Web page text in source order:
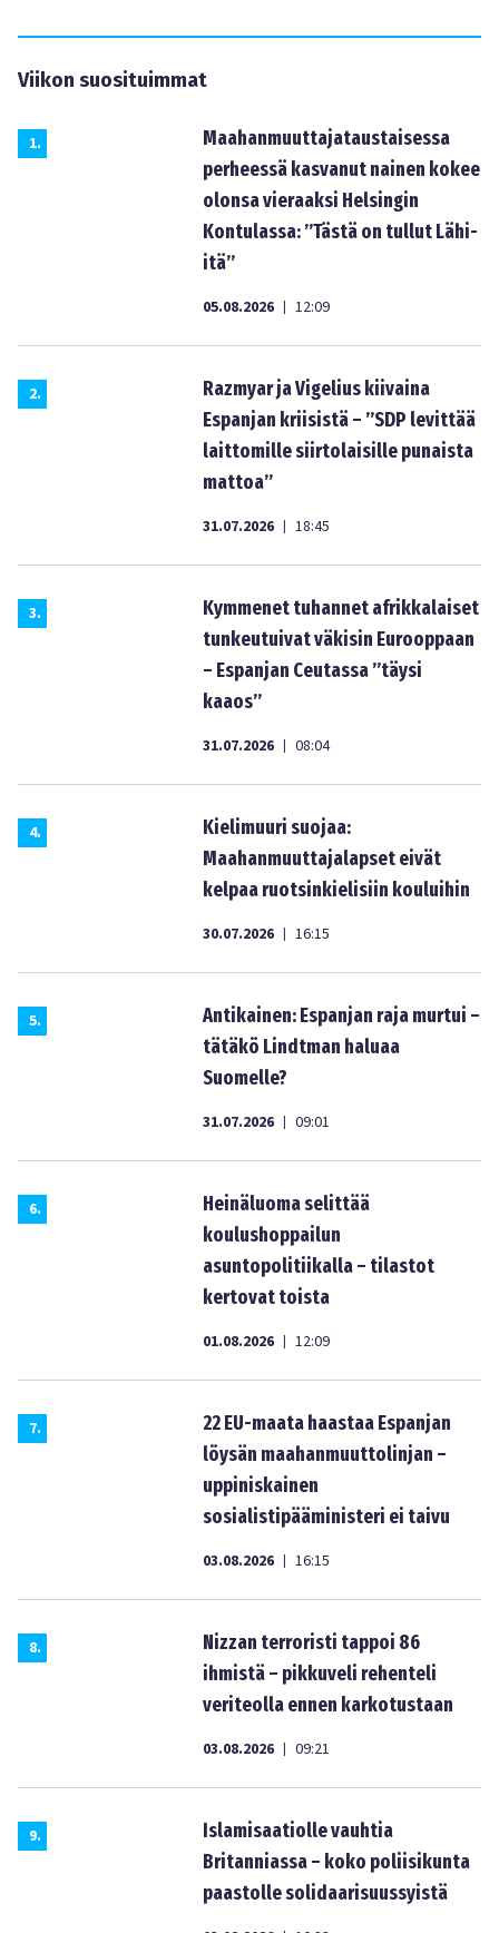
Viikon suosituimmat
1.
Maahanmuuttajataustaisessa
perheessä kasvanut nainen kokee
olonsa vieraaksi Helsingin
Kontulassa: ”Tästä on tullut Lähi-
itä”
05.08.2026 | 12:09
2.
Razmyar ja Vigelius kiivaina
Espanjan kriisistä – ”SDP levittää
laittomille siirtolaisille punaista
mattoa”
31.07.2026 | 18:45
3.
Kymmenet tuhannet afrikkalaiset
tunkeutuivat väkisin Eurooppaan
– Espanjan Ceutassa ”täysi
kaaos”
31.07.2026 | 08:04
4.
Kielimuuri suojaa:
Maahanmuuttajalapset eivät
kelpaa ruotsinkielisiin kouluihin
30.07.2026 | 16:15
5.
Antikainen: Espanjan raja murtui –
tätäkö Lindtman haluaa
Suomelle?
31.07.2026 | 09:01
6.
Heinäluoma selittää
koulushoppailun
asuntopolitiikalla – tilastot
kertovat toista
01.08.2026 | 12:09
7.
22 EU-maata haastaa Espanjan
löysän maahanmuuttolinjan –
uppiniskainen
sosialistipääministeri ei taivu
03.08.2026 | 16:15
8.
Nizzan terroristi tappoi 86
ihmistä – pikkuveli rehenteli
veriteolla ennen karkotustaan
03.08.2026 | 09:21
9.
Islamisaatiolle vauhtia
Britanniassa – koko poliisikunta
paastolle solidaarisuussyistä